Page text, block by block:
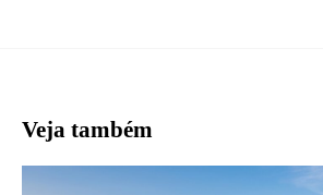
Veja também